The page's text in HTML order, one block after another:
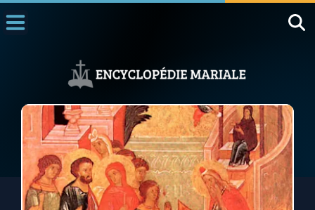
1000 Raisons de Croire
L'actualité de la semaine